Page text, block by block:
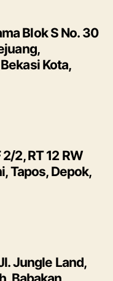
Blok S No. 30
Kota,
2, RT 12 RW
Tapos, Depok,
Jungle Land,